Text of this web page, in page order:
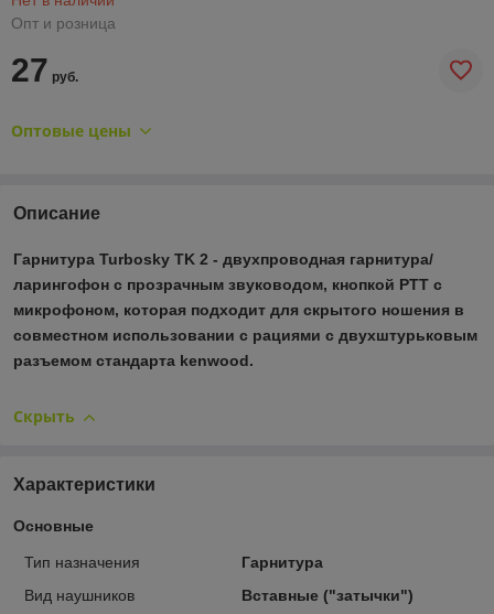
Опт и розница
27 руб.
Оптовые цены
Описание
Гарнитура Turbosky TK 2 - двухпроводная гарнитура/
ларингофон с прозрачным звуководом, кнопкой РТТ с
микрофоном, которая подходит для скрытого ношения в
совместном использовании с рациями с двухштурьковым
разъемом стандарта kenwood.
Скрыть
Характеристики
Основные
Тип назначения
Гарнитура
Вид наушников
Вставные ("затычки")